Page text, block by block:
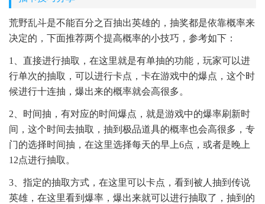
荒野乱斗是不能百分之百抽出英雄的，抽奖都是依靠概率来
决定的，下面推荐两个提高概率的小技巧，参考如下：
1、直接进行抽取，在这里就是有单抽的功能，玩家可以进
行单次的抽取，可以进行卡点，卡在游戏中的爆点，这个时
候进行十连抽，爆出来的概率就会高很多。
2、时间抽，有对应的时间爆点，就是游戏中的爆率刷新时
间，这个时间去抽取，抽到极品道具的概率也会高很多，专
门的选择时间抽，在这里选择每天的早上6点，或者是晚上
12点进行抽取。
3、指定的抽取方式，在这里可以卡点，看到被人抽到传说
英雄，在这里看到爆率，爆出来就可以进行抽取了，抽到的